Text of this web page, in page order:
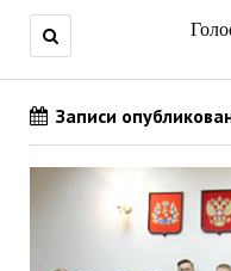
Записи